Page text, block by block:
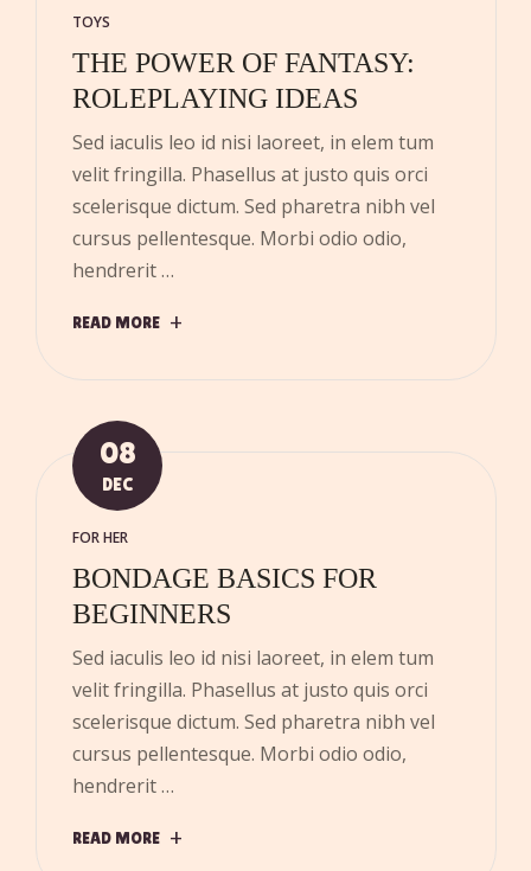
TOYS
THE POWER OF FANTASY:
ROLEPLAYING IDEAS
Sed iaculis leo id nisi laoreet, in elem tum
velit fringilla. Phasellus at justo quis orci
scelerisque dictum. Sed pharetra nibh vel
cursus pellentesque. Morbi odio odio,
hendrerit …
READ MORE
08
DEC
FOR HER
BONDAGE BASICS FOR
BEGINNERS
Sed iaculis leo id nisi laoreet, in elem tum
velit fringilla. Phasellus at justo quis orci
scelerisque dictum. Sed pharetra nibh vel
cursus pellentesque. Morbi odio odio,
hendrerit …
READ MORE